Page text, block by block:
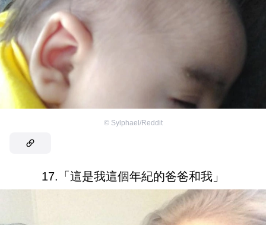
© Sylphael/Reddit
17.「這是我這個年紀的爸爸和我」